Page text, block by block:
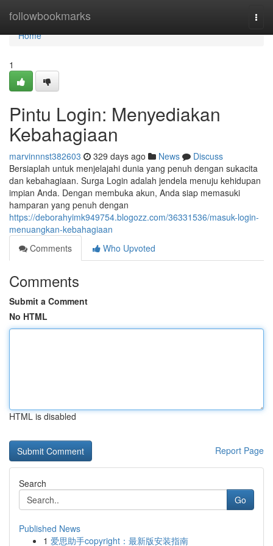
followbookmarks
Home
Home
1
Pintu Login: Menyediakan
Kebahagiaan
marvinnnst382603 329 days ago News
Discuss
Bersiaplah untuk menjelajahi dunia yang penuh dengan sukacita
dan kebahagiaan. Surga Login adalah jendela menuju kehidupan
impian Anda. Dengan membuka akun, Anda siap memasuki
hamparan yang penuh dengan
https://deborahyimk949754.blogozz.com/36331536/masuk-login-
menuangkan-kebahagiaan
Comments
Who Upvoted
Comments
Submit a Comment
No HTML
HTML is disabled
Report Page
Search
Go
Published News
1 爱思助手copyright：最新版安装指南